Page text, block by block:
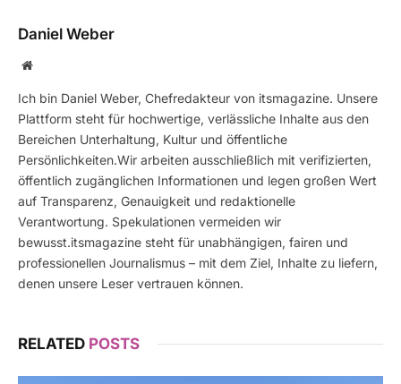
Daniel Weber
Website
Ich bin Daniel Weber, Chefredakteur von itsmagazine. Unsere
Plattform steht für hochwertige, verlässliche Inhalte aus den
Bereichen Unterhaltung, Kultur und öffentliche
Persönlichkeiten.Wir arbeiten ausschließlich mit verifizierten,
öffentlich zugänglichen Informationen und legen großen Wert
auf Transparenz, Genauigkeit und redaktionelle
Verantwortung. Spekulationen vermeiden wir
bewusst.itsmagazine steht für unabhängigen, fairen und
professionellen Journalismus – mit dem Ziel, Inhalte zu liefern,
denen unsere Leser vertrauen können.
RELATED POSTS